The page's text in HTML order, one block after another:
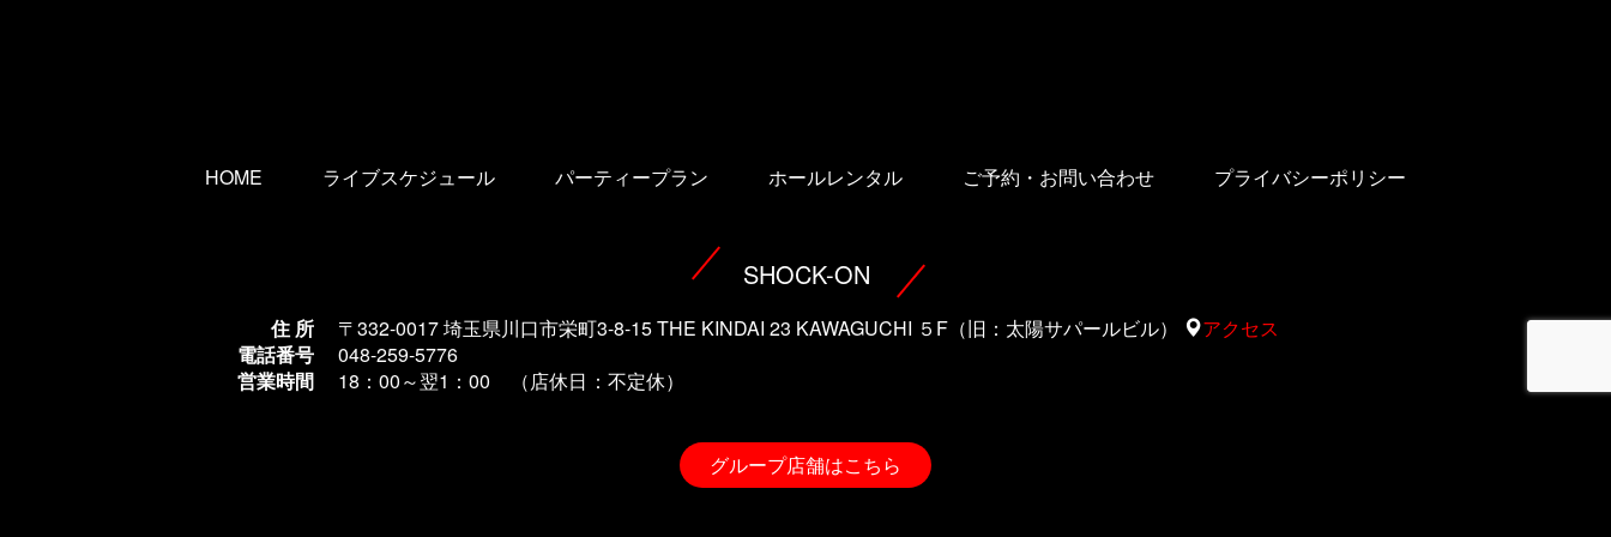
HOME ライブスケジュール パーティープラン ホールレンタル ご予約・お問い合わせ プライバシーポリシー
SHOCK-ON
住 所 〒332-0017 埼玉県川口市栄町3-8-15 THE KINDAI 23 KAWAGUCHI ５F（旧：太陽サパールビル）
アクセス
電話番号
048-259-5776
営業時間
18：00～翌1 ：00 （店休日：不定休）
グループ店舗はこちら